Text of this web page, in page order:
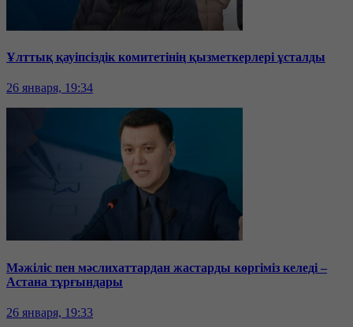
Ұлттық қауіпсіздік комитетінің қызметкерлері ұсталды
26 января, 19:34
Мәжіліс пен мәслихаттардан жастарды көргіміз келеді –
Астана тұрғындары
26 января, 19:33